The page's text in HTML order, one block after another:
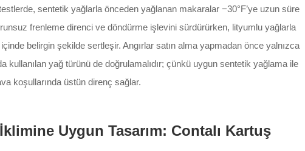
sentetik yağlarla önceden yağlanan makaralar −30°F’ye uzun süre
frenleme direnci ve döndürme işlevini sürdürürken, lityumlu yağlarla
belirgin şekilde sertleşir. Angırlar satın alma yapmadan önce yalnızca
kullanılan yağ türünü de doğrulamalıdır; çünkü uygun sentetik yağlama ile
koşullarında üstün direnç sağlar.
Uygun Tasarım: Contalı Kartuş